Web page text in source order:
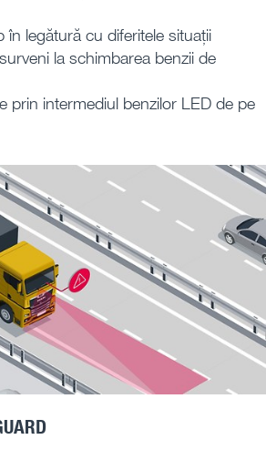
în legătură cu diferitele situații
la schimbarea benzii de
prin intermediul benzilor LED de pe